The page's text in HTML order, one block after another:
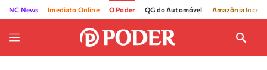
NC News Imediato Online O Poder QG do Automóvel Amazônia